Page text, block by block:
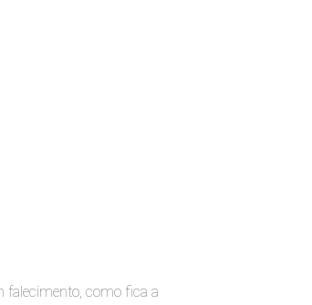
falecimento, como fica a